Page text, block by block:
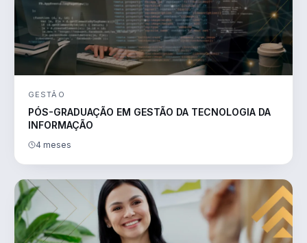
GESTÃO
PÓS-GRADUAÇÃO EM GESTÃO DA TECNOLOGIA DA
INFORMAÇÃO
4 meses